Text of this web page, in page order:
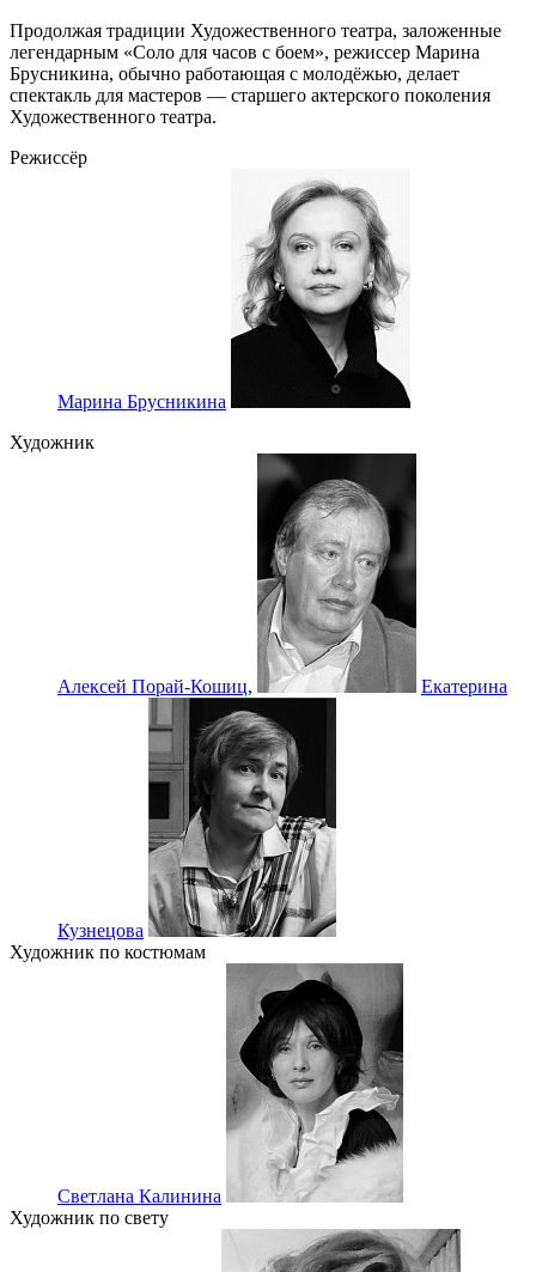
Продолжая традиции Художественного театра, заложенные
легендарным «Соло для часов с боем», режиссер Марина
Брусникина, обычно работающая с молодёжью, делает
спектакль для мастеров — старшего актерского поколения
Художественного театра.
Режиссёр
Марина Брусникина
Художник
Алексей Порай-Кошиц, Екатерина
Кузнецова
Художник по костюмам
Светлана Калинина
Художник по свету